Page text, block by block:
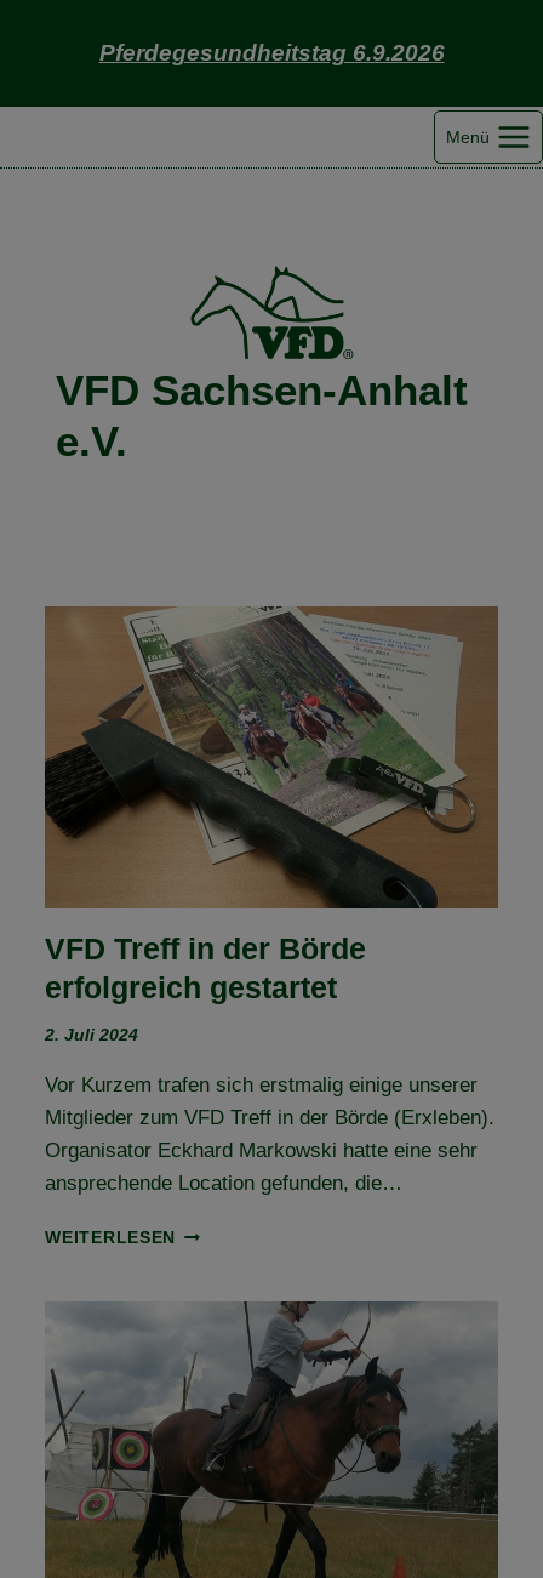
Pferdegesundheitstag 6.9.2026
Menü
VFD Sachsen-Anhalt
e.V.
VFD Treff in der Börde
erfolgreich gestartet
2. Juli 2024
Vor Kurzem trafen sich erstmalig einige unserer
Mitglieder zum VFD Treff in der Börde (Erxleben).
Organisator Eckhard Markowski hatte eine sehr
ansprechende Location gefunden, die…
WEITERLESEN
VFD
ERFOLGREICH
GESTARTET